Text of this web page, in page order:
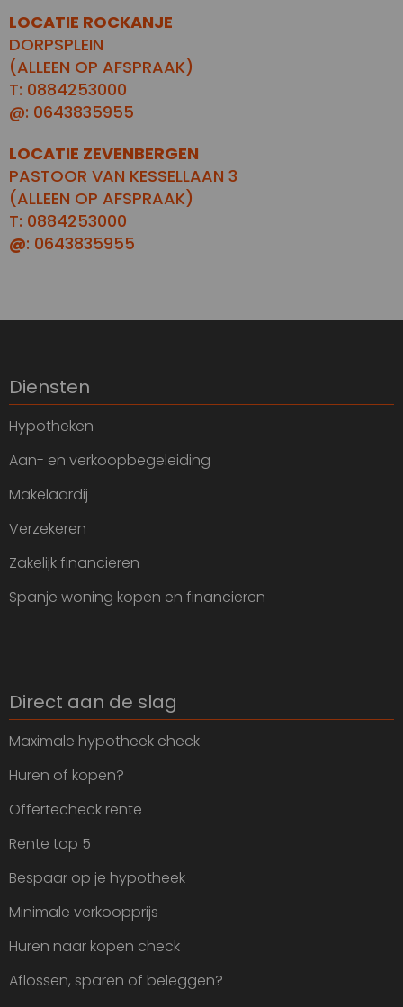
LOCATIE ROCKANJE
DORPSPLEIN
(ALLEEN OP AFSPRAAK)
T: 0884253000
@: 0643835955
LOCATIE ZEVENBERGEN
PASTOOR VAN KESSELLAAN 3
(ALLEEN OP AFSPRAAK)
T: 0884253000
@: 0643835955
Diensten
Hypotheken
Aan- en verkoopbegeleiding
Makelaardij
Verzekeren
Zakelijk financieren
Spanje woning kopen en financieren
Direct aan de slag
Maximale hypotheek check
Huren of kopen?
Offertecheck rente
Rente top 5
Bespaar op je hypotheek
Minimale verkoopprijs
Huren naar kopen check
Aflossen, sparen of beleggen?